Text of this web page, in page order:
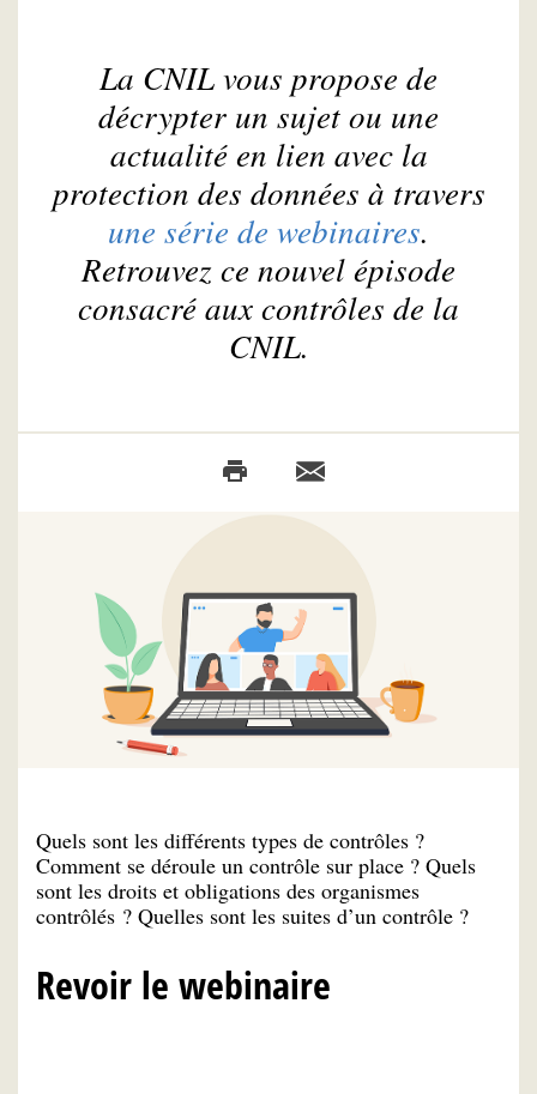
La CNIL vous propose de
décrypter un sujet ou une
actualité en lien avec la
protection des données à travers
une série de webinaires.
Retrouvez ce nouvel épisode
consacré aux contrôles de la
CNIL.
Quels sont les différents types de contrôles ?
Comment se déroule un contrôle sur place ? Quels
sont les droits et obligations des organismes
contrôlés ? Quelles sont les suites d’un contrôle ?
Revoir le webinaire